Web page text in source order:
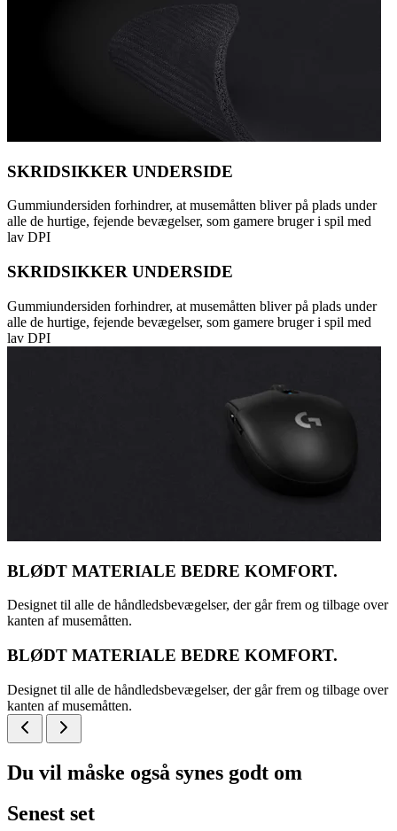
SKRIDSIKKER UNDERSIDE
Gummiundersiden forhindrer, at musemåtten bliver på plads under
alle de hurtige, fejende bevægelser, som gamere bruger i spil med
lav DPI
SKRIDSIKKER UNDERSIDE
Gummiundersiden forhindrer, at musemåtten bliver på plads under
alle de hurtige, fejende bevægelser, som gamere bruger i spil med
lav DPI
BLØDT MATERIALE BEDRE KOMFORT.
Designet til alle de håndledsbevægelser, der går frem og tilbage over
kanten af musemåtten.
BLØDT MATERIALE BEDRE KOMFORT.
Designet til alle de håndledsbevægelser, der går frem og tilbage over
kanten af musemåtten.
Du vil måske også synes godt om
Senest set